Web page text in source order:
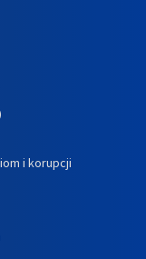
i korupcji